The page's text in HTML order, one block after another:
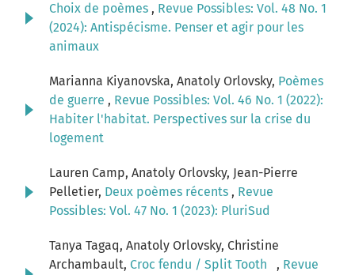
Choix de poèmes , Revue Possibles: Vol. 48 No. 1
(2024): Antispécisme. Penser et agir pour les
animaux
Marianna Kiyanovska, Anatoly Orlovsky, Poèmes
de guerre , Revue Possibles: Vol. 46 No. 1 (2022):
Habiter l'habitat. Perspectives sur la crise du
logement
Lauren Camp, Anatoly Orlovsky, Jean-Pierre
Pelletier, Deux poèmes récents , Revue
Possibles: Vol. 47 No. 1 (2023): PluriSud
Tanya Tagaq, Anatoly Orlovsky, Christine
Archambault, Croc fendu / Split Tooth , Revue